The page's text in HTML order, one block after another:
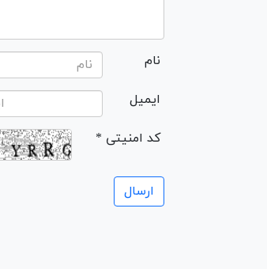
نام
ایمیل
* کد امنیتی